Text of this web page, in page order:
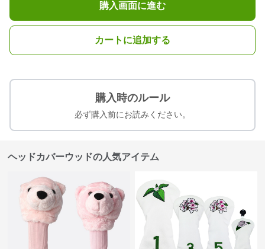
購入画面に進む
カートに追加する
購入時のルール
必ず購入前にお読みください。
ヘッドカバーウッドの人気アイテム